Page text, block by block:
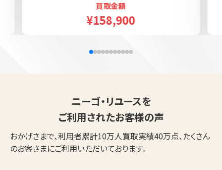
買取金額
¥158,900
ニーゴ・リユースを
ご利用されたお客様の声
おかげさまで、利用者累計10万人買取実績40万点、たくさん
のお客さまにご利用いただいております。